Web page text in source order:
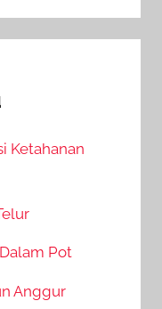
Ketahanan
Pot
Anggur